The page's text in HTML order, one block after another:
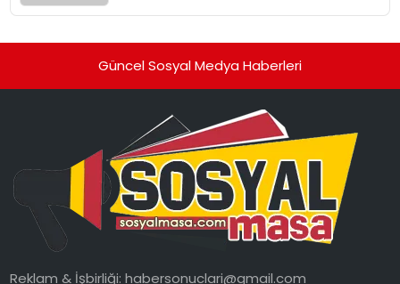
Güncel Sosyal Medya Haberleri
Reklam & İşbirliği:habersonuclari@gmail.com